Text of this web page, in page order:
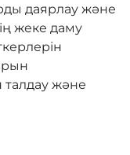
даярлау және
жеке даму
талдау және